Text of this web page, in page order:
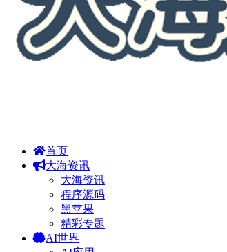
首页
大海资讯
大海资讯
程序源码
黑苹果
精彩专题
AI世界